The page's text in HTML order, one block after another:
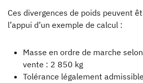
Ces divergences de poids peuvent
l’appui d’un exemple de calcul :
Masse en ordre de marche
vente : 2 850 kg
Tolérance légalement